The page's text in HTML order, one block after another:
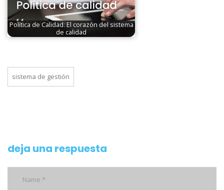
Política de Calidad: El corazón del sistema
de calidad
sistema de gestión
deja una respuesta